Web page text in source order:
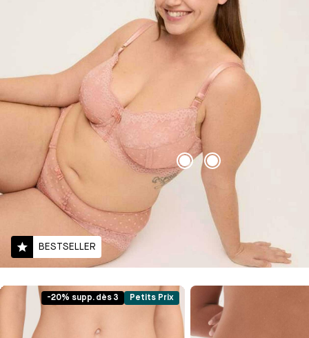
BESTSELLER
-20% supp. dès 3 Petits Prix